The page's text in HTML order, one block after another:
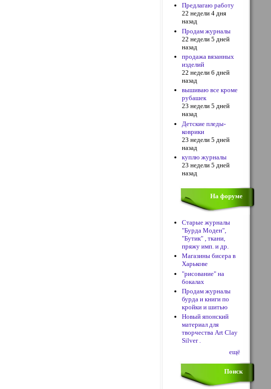
Предлагаю работу
22 недели 4 дня
назад
Продам журналы
22 недели 5 дней
назад
продажа вязанных
изделий
22 недели 6 дней
назад
вышиваю все кроме
рубашек
23 недели 5 дней
назад
Детские пледы-
коврики
23 недели 5 дней
назад
куплю журналы
23 недели 5 дней
назад
На форуме
Старые журналы
"Бурда Моден",
"Бутик" , ткани,
пряжу имп. и др.
Магазины бисера в
Харькове
"рисование" на
бокалах
Продам журналы
бурда и книги по
кройки и шитью
Новый японский
материал для
творчества Art Clay
Silver .
ещё
Поиск